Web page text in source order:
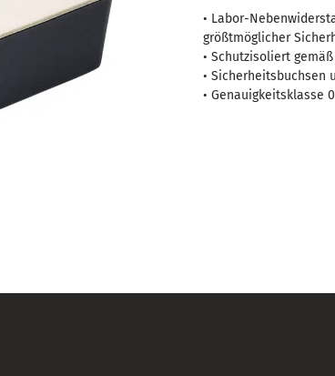
-
100mV
Menge
• Labor-
größtmöglicher
• Schutzisoliert gemäß
• Sicherheitsbuchsen
• Genauigkeitsklasse